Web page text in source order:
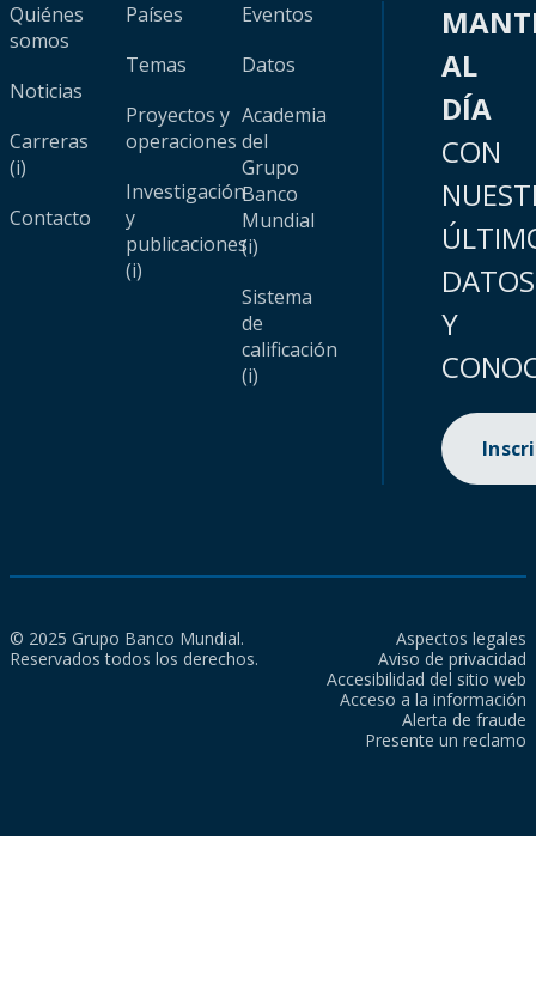
Quiénes
somos
Noticias
Carreras
(i)
Contacto
Países
Temas
Proyectos y
operaciones
Investigación
y
publicaciones
(i)
Eventos
Datos
Academia
del
Grupo
Banco
Mundial
(i)
Sistema
de
calificación
(i)
AL
DÍA
CON
DATOS
Y
© 2025 Grupo Banco Mundial.
Reservados todos los derechos.
Aspectos legales
Aviso de privacidad
Accesibilidad del sitio web
Acceso a la información
Alerta de fraude
Presente un reclamo